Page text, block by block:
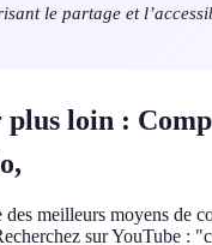
le partage et
plus loin :
,
meilleurs moyens de
sur YouTube :